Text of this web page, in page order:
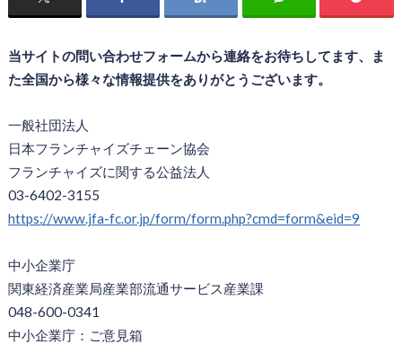
当サイトの問い合わせフォームから連絡をお待ちしてます、ま
た全国から様々な情報提供をありがとうございます。
一般社団法人
日本フランチャイズチェーン協会
フランチャイズに関する公益法人
03-6402-3155
https://www.jfa-fc.or.jp/form/form.php?cmd=form&eid=9
中小企業庁
関東経済産業局産業部流通サービス産業課
048-600-0341
中小企業庁：ご意見箱